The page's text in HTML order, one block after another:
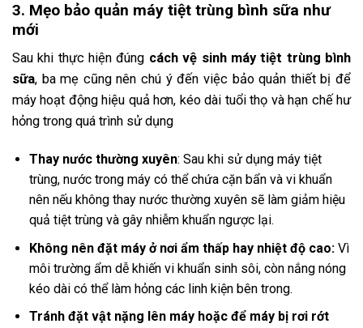
3. Mẹo bảo quản máy tiệt trùng bình sữa như
mới
Sau khi thực hiện đúng cách vệ sinh máy tiệt trùng bình
sữa, ba mẹ cũng nên chú ý đến việc bảo quản thiết bị để
máy hoạt động hiệu quả hơn, kéo dài tuổi thọ và hạn chế hư
hỏng trong quá trình sử dụng
Thay nước thường xuyên: Sau khi sử dụng máy tiệt
trùng, nước trong máy có thể chứa cặn bẩn và vi khuẩn
nên nếu không thay nước thường xuyên sẽ làm giảm hiệu
quả tiệt trùng và gây nhiễm khuẩn ngược lại.
Không nên đặt máy ở nơi ẩm thấp hay nhiệt độ cao: Vì
môi trường ẩm dễ khiến vi khuẩn sinh sôi, còn nắng nóng
kéo dài có thể làm hỏng các linh kiện bên trong.
Tránh đặt vật nặng lên máy hoặc để máy bị rơi rớt